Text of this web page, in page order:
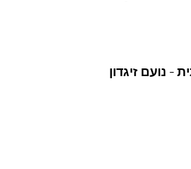
- נועם זיגדון